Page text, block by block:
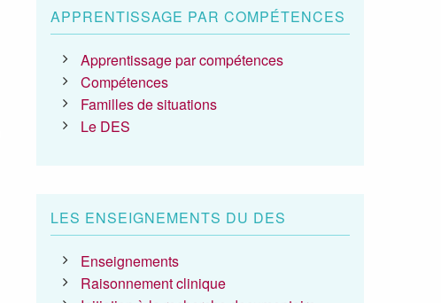
APPRENTISSAGE PAR COMPÉTENCES
Apprentissage par compétences
Compétences
Familles de situations
Le DES
LES ENSEIGNEMENTS DU DES
Enseignements
Raisonnement clinique